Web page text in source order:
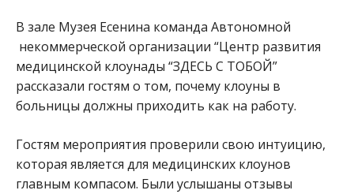
В зале Музея Есенина команда Автономной
некоммерческой организации “Центр развития
медицинской клоунады “ЗДЕСЬ С ТОБОЙ”
рассказали гостям о том, почему клоуны в
больницы должны приходить как на работу.
Гостям мероприятия проверили свою интуицию,
которая является для медицинских клоунов
главным компасом. Были услышаны отзывы